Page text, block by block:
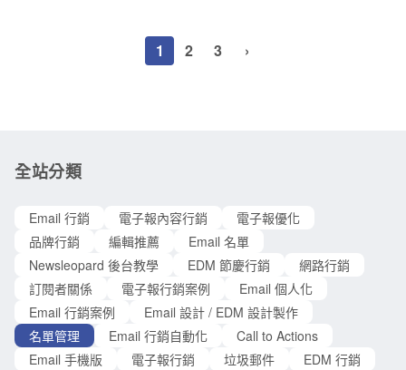
排定維護名單的時程，尤其是在旺季之前。 持續維護你的名單
以建立強大的郵件信譽（Reputation），強化與各 Email 發信系
電子報分眾行銷的方式，有極佳的個人化效果，也可以追蹤消
費者收到電子報之後的行為，找出整體優化的方向。那麼電子
存在著喜好差異，就需要在電子報的商品內容上作調整。假設
這一檔活動的主打商品是刮鬍刀，在寄送給女性消費者電子報
用品、乳液等等更符合女性需求的商品。 二、年齡 你可以根據
名單中的不同年齡區間，設定分眾，找出符合他們的主題、內
容和商品，再寄出電子報。以環保吸管來說，如果要寄電子報
給 25-35 歲的族群，就可以用他們
1 2 3 ›
全站分類
Email 行銷 電子報內容行銷
電子報優化
品牌行銷
編輯推薦
Email 名單
Newsleopard 後台教學
EDM 節慶行銷
網路行銷
訂閱者關係
電子報行銷案例
Email 個人化
Email 行銷案例
Email 設計 / EDM 設計製作
名單管理
Email 行銷自動化
Call to Actions
Email 手機版
電子報行銷 垃圾郵件
EDM 行銷